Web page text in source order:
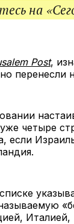
на
Post,
перенесли
четыре
если